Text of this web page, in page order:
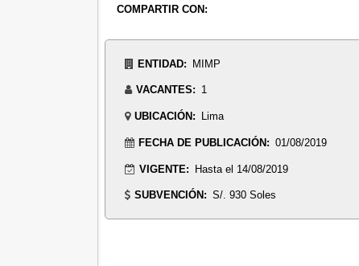
COMPARTIR CON:
ENTIDAD: MIMP
VACANTES: 1
UBICACIÓN: Lima
FECHA DE PUBLICACIÓN: 01/08/2019
VIGENTE: Hasta el 14/08/2019
SUBVENCIÓN: S/. 930 Soles